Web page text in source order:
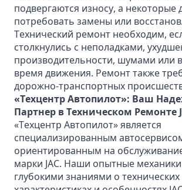
подвергаются износу, а некоторые
потребовать замены или
Технический ремонт необходим,
столкнулись с неполадками,
производительности, шумами или
время движения. Ремонт также
дорожно-транспортных
«Техцентр Автопилот»: Ваш
Партнер в Техническом Ремонте
«Техцентр Автопилот» является
специализированным
ориентированным на
марки JAC. Наши опытные
глубокими знаниями о технических